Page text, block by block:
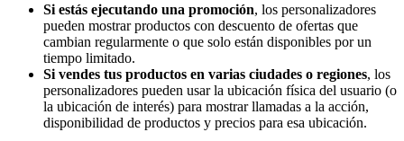
Si estás ejecutando una promoción, los personalizadores
pueden mostrar productos con descuento de ofertas que
cambian regularmente o que solo están disponibles por un
tiempo limitado.
Si vendes tus productos en varias ciudades o regiones, los
personalizadores pueden usar la ubicación física del usuario (o
la ubicación de interés) para mostrar llamadas a la acción,
disponibilidad de productos y precios para esa ubicación.